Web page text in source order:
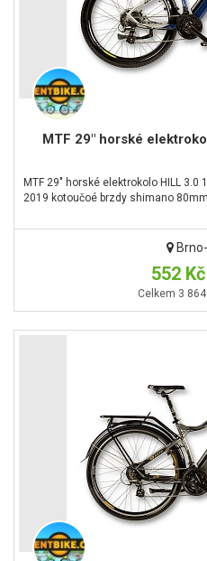
MTF 29" horské
MTF 29" horské elektrokolo HILL
2019 kotoučoé brzdy shimano
552 Kč
Celkem 3